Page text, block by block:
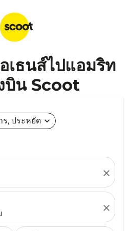
เธนส์ไปแอมริท
บิน Scoot
ร, ประหยัด expand_more
close
close